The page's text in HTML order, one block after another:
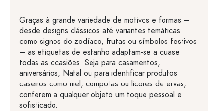
Graças à grande variedade de motivos e formas –
desde designs clássicos até variantes temáticas
como signos do zodíaco, frutas ou símbolos festivos
– as etiquetas de estanho adaptam-se a quase
todas as ocasiões. Seja para casamentos,
aniversários, Natal ou para identificar produtos
caseiros como mel, compotas ou licores de ervas,
conferem a qualquer objeto um toque pessoal e
sofisticado.